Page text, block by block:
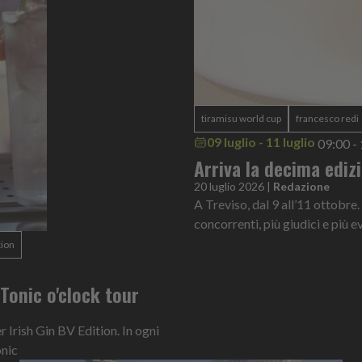
o'clock tour
Irish Gin BV Edition. In ogni
tiramisu world cup francesco redi
09 luglio - 11 luglio 09:00 -
Arriva la decima
20 luglio 2026 | Redazione
A Treviso, dal 9 all’11 ottobre.
concorrenti, più giudici e più